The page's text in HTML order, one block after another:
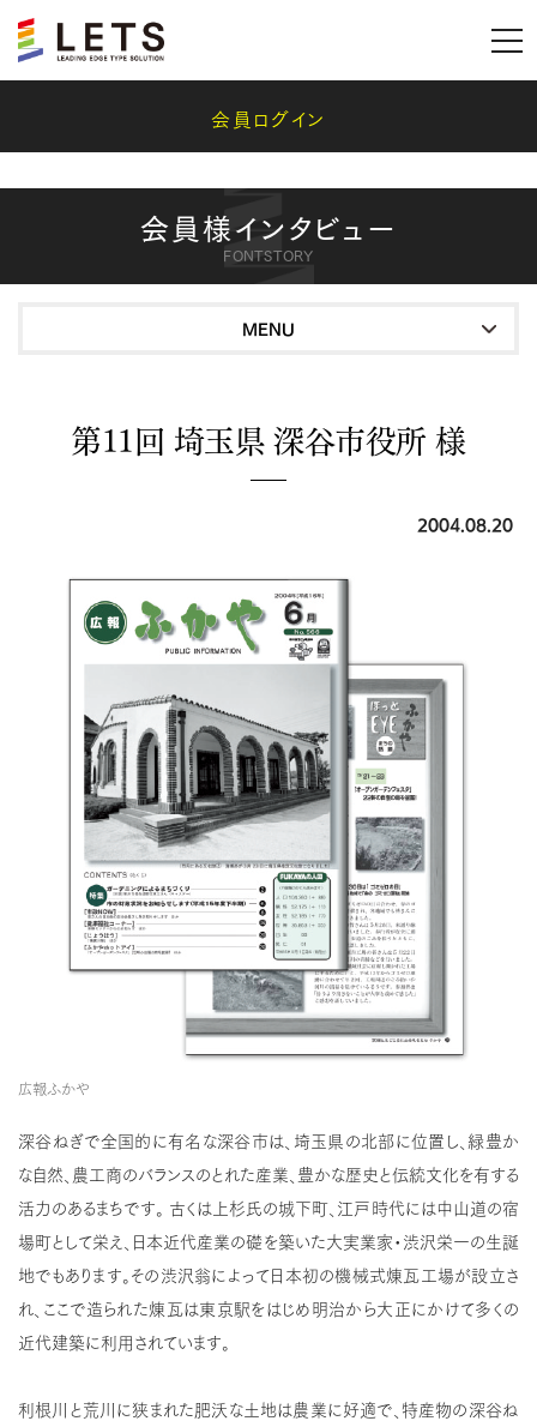
会員ログイン
会員様インタビュー
FONTSTORY
MENU
第11回 埼玉県 深谷市役所 様
2004.08.20
広報ふかや
深谷ねぎで全国的に有名な深谷市は、埼玉県の北部に位置し、緑豊か
な自然、農工商のバランスのとれた産業、豊かな歴史と伝統文化を有する
活力のあるまちです。 古くは上杉氏の城下町、江戸時代には中山道の宿
場町として栄え、日本近代産業の礎を築いた大実業家・渋沢栄一の生誕
地でもあります。その渋沢翁によって日本初の機械式煉瓦工場が設立さ
れ、ここで造られた煉瓦は東京駅をはじめ明治から大正にかけて多くの
近代建築に利用されています。
利根川と荒川に狭まれた肥沃な土地は農業に好適で、特産物の深谷ね